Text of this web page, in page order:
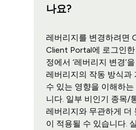
나요?
레버리지를 변경하려면
Client Portal에 로그인한
정에서 ‘레버리지 변경’
레버리지의 작동 방식과
수 있는 영향을 이해하
니다. 일부 비인기 종목/
레버리지와 무관하게 더
이 적용될 수 있습니다.